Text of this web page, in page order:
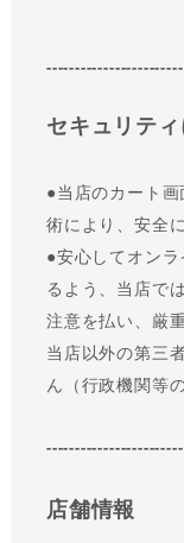
セキュリテ
●当店のカート
術により、安全
●安心してオン
るよう、当店で
注意を払い、厳
当店以外の第三
ん（行政機関等
店舗情報